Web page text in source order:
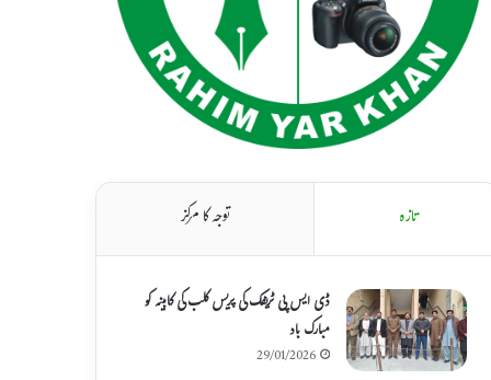
تازہ توجہ کا مرکز
ڈی ایس پی ٹریفک کی پریس کلب کی کابینہ کو
مبارک باد
29/01/2026